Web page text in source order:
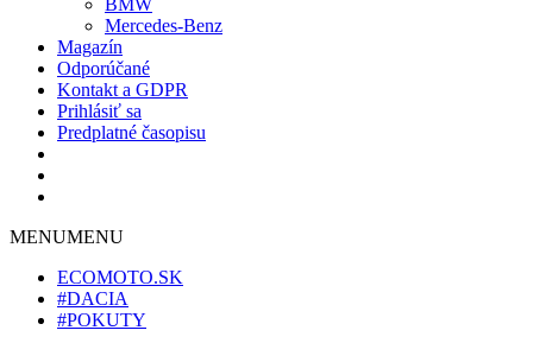
BMW
Mercedes-Benz
Magazín
Odporúčané
Kontakt a GDPR
Prihlásiť sa
Predplatné časopisu
MENUMENU
ECOMOTO.SK
#DACIA
#POKUTY